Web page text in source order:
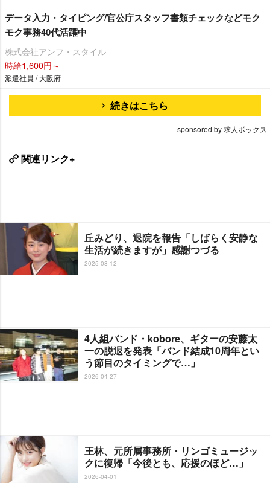
データ入力・タイピング/官公庁スタッフ書類チェックなどモク
モク事務40代活躍中
株式会社アンフ・スタイル
時給1,600円～
派遣社員 / 大阪府
続きはこちら
sponsored by 求人ボックス
関連リンク+
丘みどり、退院を報告「しばらく安静な
生活が続きますが」感謝つづる
2025-08-12
4人組バンド・kobore、ギターの安藤太
一の脱退を発表「バンド結成10周年とい
う節目のタイミングで…」
2026-04-27
王林、元所属事務所・リンゴミュージッ
クに復帰「今後とも、応援のほど…」
2026-04-01